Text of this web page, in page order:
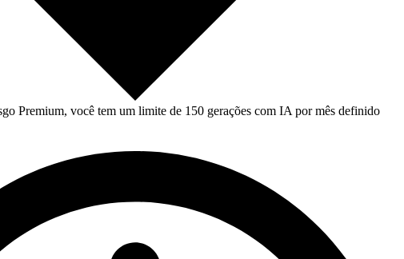
Premium, você tem um limite de 150 gerações com IA por mês definido